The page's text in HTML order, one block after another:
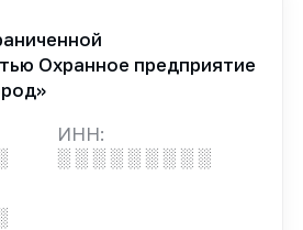
Охранное предприятие
ИНН:
░ ░ ░ ░ ░ ░ ░ ░ ░